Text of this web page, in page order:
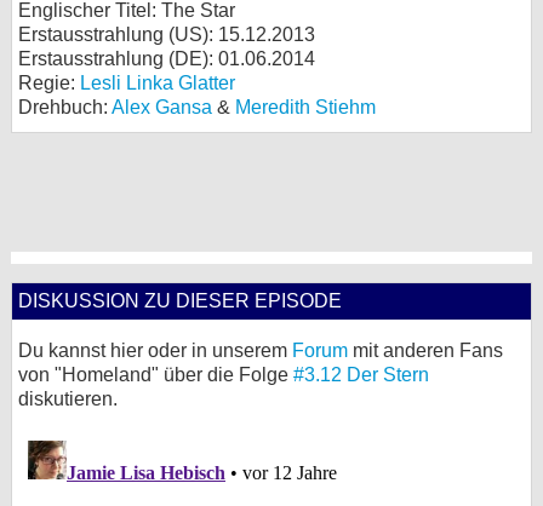
Englischer Titel: The Star
Erstausstrahlung (US): 15.12.2013
Erstausstrahlung (DE): 01.06.2014
Regie: Lesli Linka Glatter
Drehbuch: Alex Gansa & Meredith Stiehm
DISKUSSION ZU DIESER EPISODE
Du kannst hier oder in unserem Forum mit anderen Fans
von "Homeland" über die Folge #3.12 Der Stern
diskutieren.